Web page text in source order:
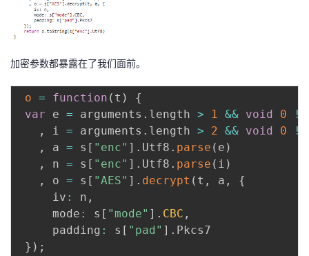
加密参数都暴露在了我们面前。
o = function ( t )
{
var e = arguments . length > 1 && void 0
,
i = arguments . length > 2 && void 0
,
a = s [ "enc" ] . Utf8 . parse ( e )
,
n = s [ "enc" ] . Utf8 . parse ( i )
,
o = s [ "AES" ] . decrypt ( t , a ,
{
     iv
: n ,
     mode
: s [ "mode" ] . CBC ,
     padding
: s [ "pad" ] . Pkcs7
} ) ;